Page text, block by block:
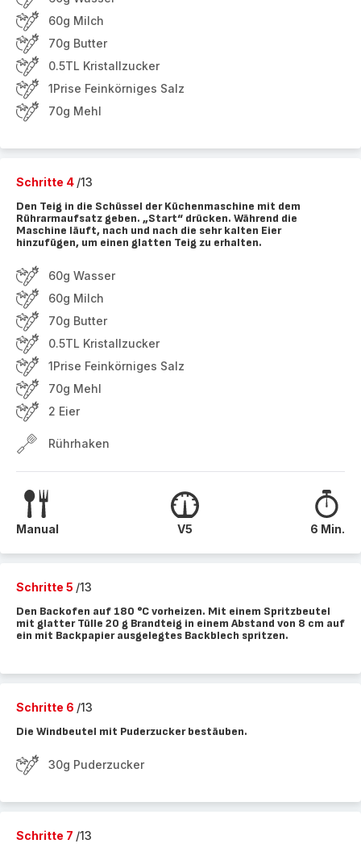
60g Milch
70g Butter
0.5TL Kristallzucker
1Prise Feinkörniges Salz
70g Mehl
Schritte 4 /13
Den Teig in die Schüssel der Küchenmaschine mit dem
Rührarmaufsatz geben. „Start“ drücken. Während die
Maschine läuft, nach und nach die sehr kalten Eier
hinzufügen, um einen glatten Teig zu erhalten.
60g Wasser
60g Milch
70g Butter
0.5TL Kristallzucker
1Prise Feinkörniges Salz
70g Mehl
2 Eier
Rührhaken
Manual V5 6 Min.
Schritte 5 /13
Den Backofen auf 180 °C vorheizen. Mit einem Spritzbeutel
mit glatter Tülle 20 g Brandteig in einem Abstand von 8 cm auf
ein mit Backpapier ausgelegtes Backblech spritzen.
Schritte 6 /13
Die Windbeutel mit Puderzucker bestäuben.
30g Puderzucker
Schritte 7 /13